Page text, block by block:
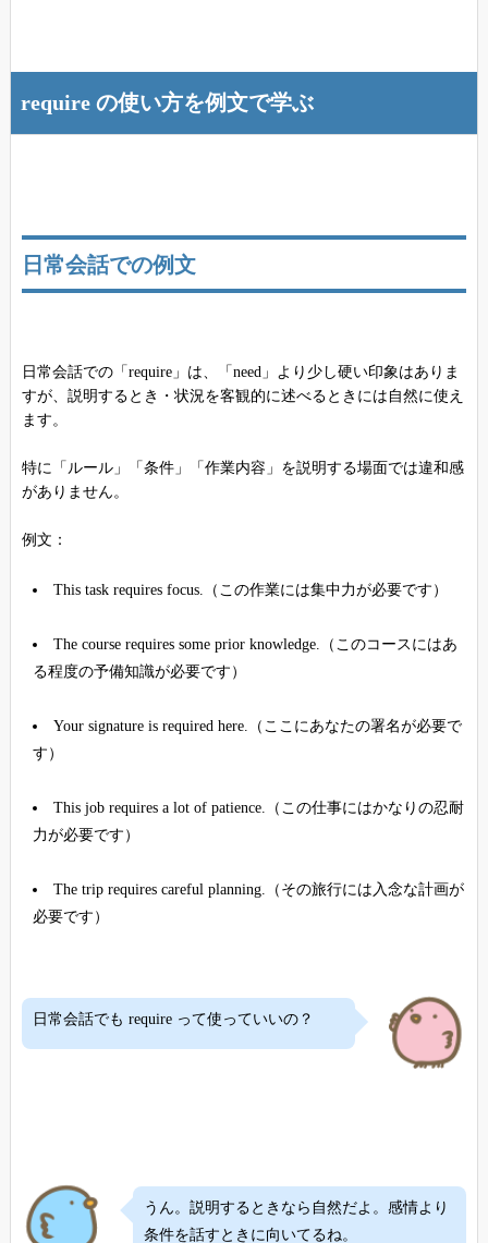
require の使い方を例文で学ぶ
日常会話での例文
日常会話での「require」は、「need」より少し硬い印象はありま
すが、説明するとき・状況を客観的に述べるときには自然に使え
ます。
特に「ルール」「条件」「作業内容」を説明する場面では違和感
がありません。
例文：
This task requires focus.（この作業には集中力が必要です）
The course requires some prior knowledge.（このコースにはあ
る程度の予備知識が必要です）
Your signature is required here.（ここにあなたの署名が必要で
す）
This job requires a lot of patience.（この仕事にはかなりの忍耐
力が必要です）
The trip requires careful planning.（その旅行には入念な計画が
必要です）
日常会話でも require って使っていいの？
うん。説明するときなら自然だよ。感情より
条件を話すときに向いてるね。